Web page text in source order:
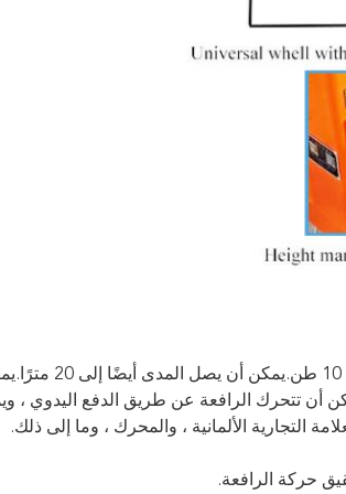
إنها رافعة جسرية متحركة خفيفة الوزن ، بحد أقصى.يمكن أن تصل السعة إلى 10
أن تتحرك الرافعة عن طريق الدفع اليدوي ،
التجارية الألمانية ، والمحرك ، وما إلى ذلك.
حركة الرافعة.